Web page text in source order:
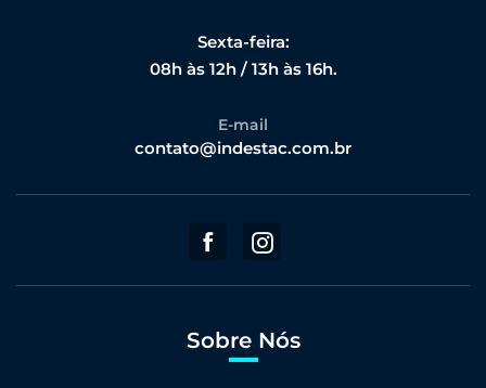
Sexta-feira:
08h às 12h / 13h às 16h.
E-mail
contato@indestac.com.br
Sobre Nós